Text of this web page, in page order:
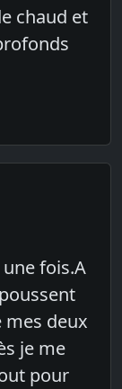
chaud et
fois.A
deux
je me
pour